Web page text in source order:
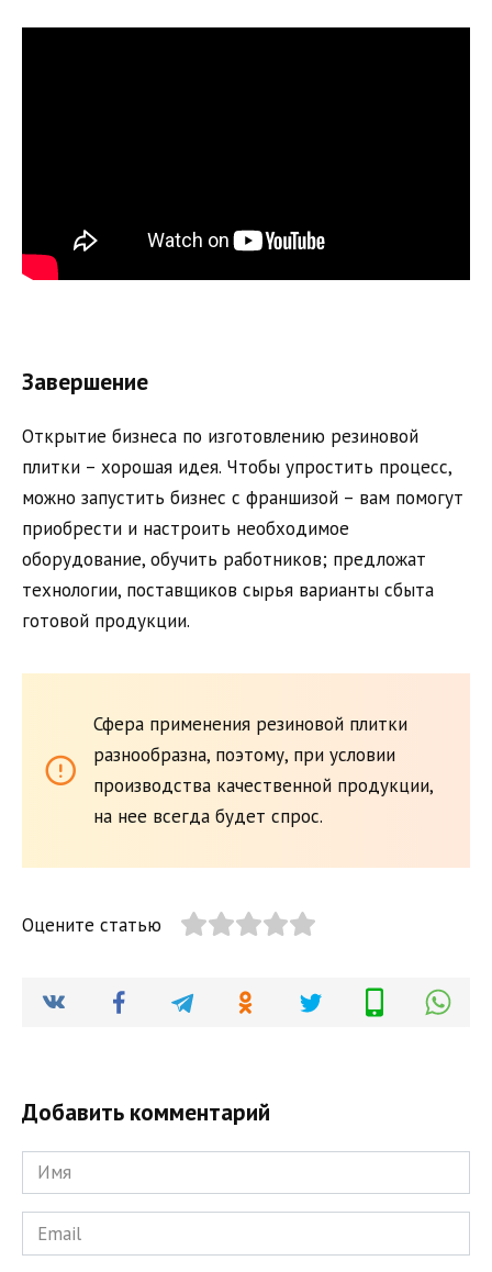
Завершение
Открытие бизнеса по изготовлению резиновой
плитки – хорошая идея. Чтобы упростить процесс,
можно запустить бизнес с франшизой – вам помогут
приобрести и настроить необходимое
оборудование, обучить работников; предложат
технологии, поставщиков сырья варианты сбыта
готовой продукции.
Сфера применения резиновой плитки
разнообразна, поэтому, при условии
производства качественной продукции,
на нее всегда будет спрос.
Оцените статью
Добавить комментарий
Имя
*
Email
*